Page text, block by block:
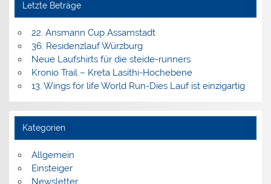
Letzte Beträge
22. Ansmann Cup Assamstadt
36. Residenzlauf Würzburg
Neue Laufshirts für die steide-runners
Kronio Trail – Kreta Lasithi-Hochebene
13. Wings for life World Run-Dies Lauf ist einzigartig
Kategorien
Allgemein
Einsteiger
Newsletter